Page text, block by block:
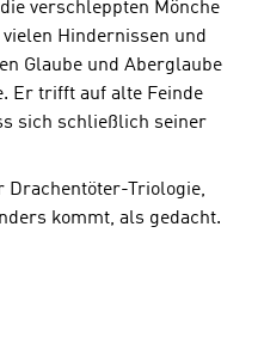
verschleppten Mönche
Hindernissen und
Glaube und Aberglaube
Er trifft auf alte Feinde
sich schließlich seiner
Drachentöter-Triologie,
kommt, als gedacht.